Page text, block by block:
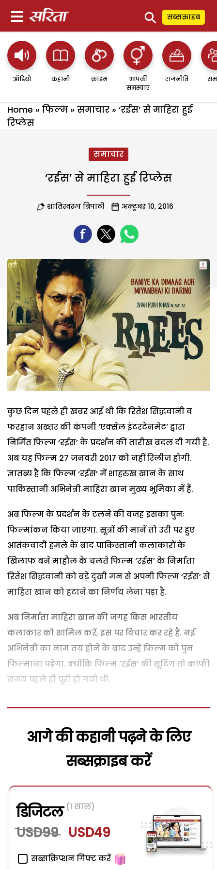
⚲ सब्सक्राइब
ऑडियो कहानी क्राइम
आपकी
समस्याएं
राजनीति
Home » फिल्म » समाचार » ‘रईस’ से माहिरा हुई
रिप्लेस
समाचार
‘रईस’ से माहिरा हुई रिप्लेस
शांतिस्वरूप त्रिपाठी अक्टूबर 10, 2016
कुछ दिन पहले ही खबर आई थी कि रितेश सिद्धवानी व
फरहान अख्तर की कंपनी ‘एक्सेल इंटरटेनमेट’ द्वारा
निर्मित फिल्म ‘रईस’ के प्रदर्शन की तारीख बदल दी गयी है.
अब यह फिल्म 27 जनवरी 2017 को नहीं रिलीज होगी.
ज्ञातब्य है कि फिल्म ‘रईस’ में शाहरुख खान के साथ
पाकिस्तानी अभिनेत्री माहिरा खान मुख्य भूमिका में हैं.
अब फिल्म के प्रदर्शन के टलने की वजह इसका पुनः
फिल्मांकन किया जाएगा. सूत्रों की मानें तो उरी पर हुए
आतंकवादी हमले के बाद पाकिस्तानी कलाकारों के
खिलाफ बने माहौल के चलते फिल्म ‘रईस’ के निर्माता
रितेश सिद्धवानी को बड़े दुखी मन से अपनी फिल्म ‘रईस’ से
माहिरा खान को हटाने का निर्णय लेना पड़ा है.
अब निर्माता माहिरा खान की जगह किस भारतीय
कलाकार को शामिल करें, इस पर विचार कर रहे हैं. नई
अभिनेत्री का नाम तय होने के बाद उन्हें फिल्म को पुन
फिल्माना पड़ेगा. क्योंकि फिल्म ‘रईस’ की शूटिंग तो काफी
समय पहले ही पूरी हो गयी थी.
आगे की कहानी पढ़ने के लिए
सब्सक्राइब करें
डिजिटल (1 साल)
USD99 USD49
सब्सक्रिप्शन गिफ्ट करें